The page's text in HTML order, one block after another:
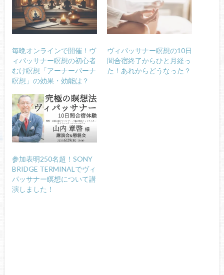
毎晩オンラインで開催！ヴ
ィパッサナー瞑想の初心者
むけ瞑想「アーナーパーナ
瞑想」の効果・効能は？
ヴィパッサナー瞑想の10日
間合宿終了からひと月経っ
た！あれからどうなった？
参加表明250名超！SONY
BRIDGE TERMINALでヴィ
パッサナー瞑想について講
演しました！